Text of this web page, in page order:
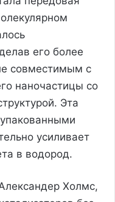
его более
совместимым с
наночастицы со
Эта
усиливает
в водород.
Холмс,